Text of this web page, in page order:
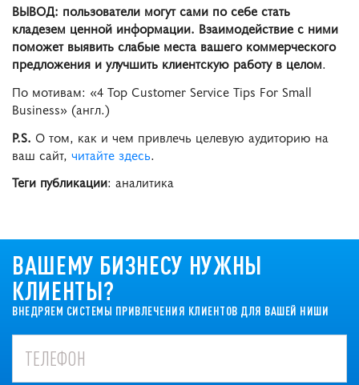
ВЫВОД: пользователи могут сами по себе стать
кладезем ценной информации. Взаимодействие с ними
поможет выявить слабые места вашего коммерческого
предложения и улучшить клиентскую работу в целом.
По мотивам: «4 Top Customer Service Tips For Small
Business» (англ.)
P.S. О том, как и чем привлечь целевую аудиторию на
ваш сайт, читайте здесь.
Теги публикации: аналитика
ВАШЕМУ БИЗНЕСУ НУЖНЫ
КЛИЕНТЫ?
ВНЕДРЯЕМ СИСТЕМЫ ПРИВЛЕЧЕНИЯ КЛИЕНТОВ ДЛЯ ВАШЕЙ НИШИ